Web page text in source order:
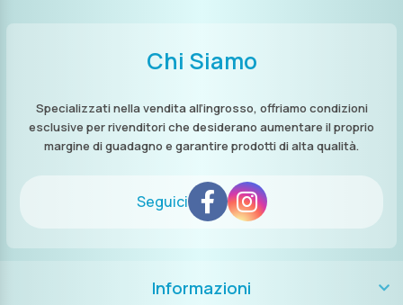
Chi Siamo
Specializzati nella vendita all’ingrosso, offriamo condizioni
esclusive per rivenditori che desiderano aumentare il proprio
margine di guadagno e garantire prodotti di alta qualità.
Seguici
Informazioni